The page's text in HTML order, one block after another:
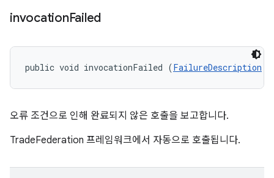
invocationFailed
public void invocationFailed (FailureDescription
오류 조건으로 인해 완료되지 않은 호출을 보고합니다.
TradeFederation 프레임워크에서 자동으로 호출됩니다.